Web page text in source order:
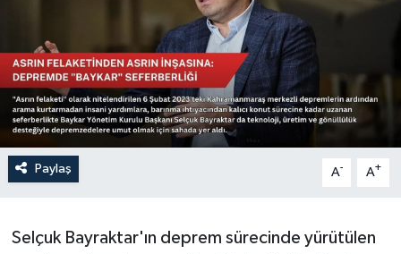
Paylaş A- A+
Selçuk Bayraktar'ın deprem sürecinde yürütülen